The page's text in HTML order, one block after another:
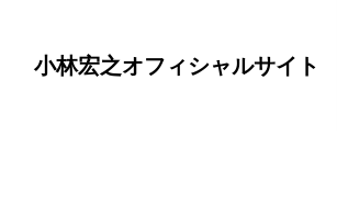
小林宏之オフィシャルサイト